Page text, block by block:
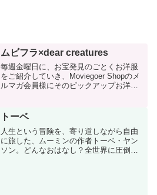
ムビフラ×dear creatures
毎週金曜日に、お宝発見のごとくお洋服
をご紹介していき、Moviegoer Shopのメ
ルマガ会員様にそのピックアップお洋服
今週はdear creaturesとい...
トーベ
人生という冒険を、寄り道しながら自由
に旅した、ムーミンの作者トーベ・ヤン
ソン。どんなおはなし？全世界に圧倒的